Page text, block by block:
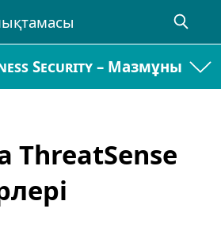
Security – Мазмұны